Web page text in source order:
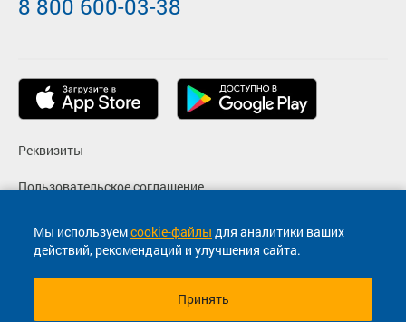
Мы используемcookie-файлы для аналитики ваших
действий, рекомендаций и улучшения сайта.
Принять
Реквизиты
Пользовательское соглашение
Политика конфиденциальности
Согласие на маркетинговые сообщения
8 800 600-03-38
© 2013-2026, ООО "Капитал"- Онлайн сервис продажи